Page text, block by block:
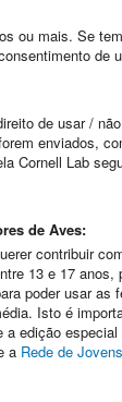
ou mais. Se
de
de usar /
enviados,
Cornell Lab
de Aves:
contribuir
13 e 17 anos,
poder usar as
Isto é
edição
a Rede de